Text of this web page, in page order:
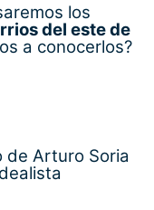
los
del este de
a conocerlos?
de Arturo Soria